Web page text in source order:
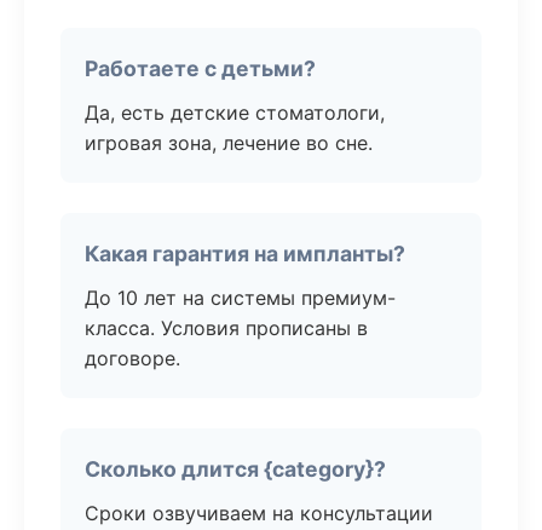
Работаете с детьми?
Да, есть детские стоматологи,
игровая зона, лечение во сне.
Какая гарантия на импланты?
До 10 лет на системы премиум-
класса. Условия прописаны в
договоре.
Сколько длится {category}?
Сроки озвучиваем на консультации